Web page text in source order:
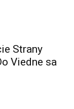
Strany
Viedne sa